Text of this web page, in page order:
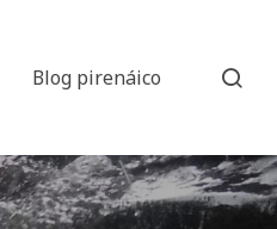
Blog pirenáico